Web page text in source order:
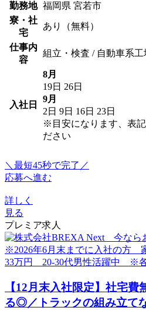
勤務地 福岡県 宮若市
寮・社
宅
あり（無料）
仕事内
容
組立・検査 / 自動車系工
入社日
8月
19日 26日
9月
2日 9日 16日 23日
※目安になります、表
ださい
＼最短45秒で完了／
応募へ進む
詳しく
見る
プレミア求人
【12月末入社限定】社宅
る◎／トラックの組み立て